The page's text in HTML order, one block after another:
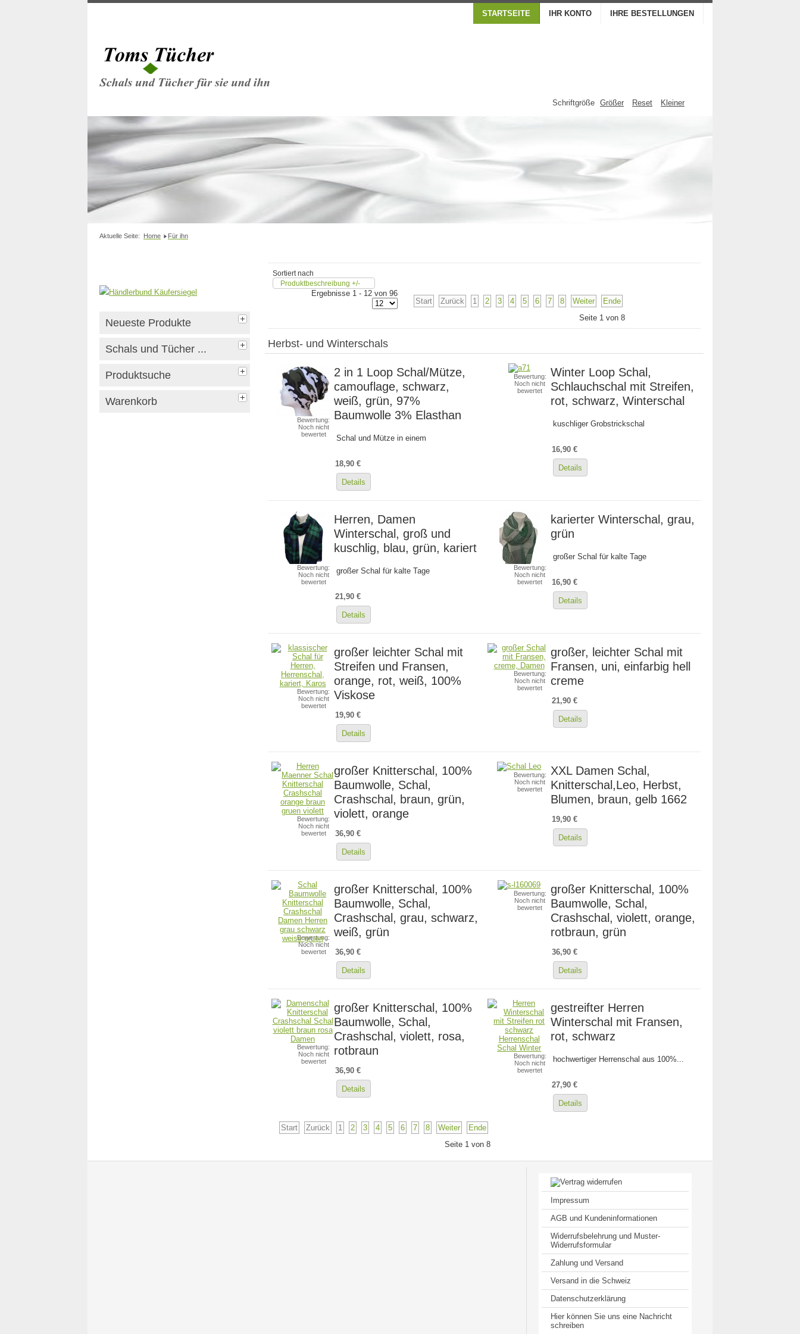
STARTSEITE IHR KONTO IHRE BESTELLUNGEN
Schriftgröße Größer Reset Kleiner
Aktuelle Seite: Home Für ihn
Neueste Produkte
Schals und Tücher ...
Produktsuche
Warenkorb
Sortiert nach
Produktbeschreibung +/-
Ergebnisse 1 - 12 von 96
Start
Zurück 1 2 3 4 5 6 7 8 Weiter
Ende
Seite 1 von 8
Herbst- und Winterschals
Bewertung:
Noch nicht
bewertet
2 in 1 Loop Schal/Mütze,
camouflage, schwarz,
weiß, grün, 97%
Baumwolle 3% Elasthan
Schal und Mütze in einem
18,90 €
Details
Bewertung:
Noch nicht
bewertet
Winter Loop Schal,
Schlauchschal mit Streifen,
rot, schwarz, Winterschal
kuschliger Grobstrickschal
16,90 €
Details
Bewertung:
Noch nicht
bewertet
Herren, Damen
Winterschal, groß und
kuschlig, blau, grün, kariert
großer Schal für kalte Tage
21,90 €
Details
Bewertung:
Noch nicht
bewertet
karierter Winterschal, grau,
grün
großer Schal für kalte Tage
16,90 €
Details
Bewertung:
Noch nicht
bewertet
großer leichter Schal mit
Streifen und Fransen,
orange, rot, weiß, 100%
Viskose
19,90 €
Details
Bewertung:
Noch nicht
bewertet
großer, leichter Schal mit
Fransen, uni, einfarbig hell
creme
21,90 €
Details
Bewertung:
Noch nicht
bewertet
großer Knitterschal, 100%
Baumwolle, Schal,
Crashschal, braun, grün,
violett, orange
36,90 €
Details
Bewertung:
Noch nicht
bewertet
XXL Damen Schal,
Knitterschal,Leo, Herbst,
Blumen, braun, gelb 1662
19,90 €
Details
Bewertung:
Noch nicht
bewertet
großer Knitterschal, 100%
Baumwolle, Schal,
Crashschal, grau, schwarz,
weiß, grün
36,90 €
Details
Bewertung:
Noch nicht
bewertet
großer Knitterschal, 100%
Baumwolle, Schal,
Crashschal, violett, orange,
rotbraun, grün
36,90 €
Details
Bewertung:
Noch nicht
bewertet
großer Knitterschal, 100%
Baumwolle, Schal,
Crashschal, violett, rosa,
rotbraun
36,90 €
Details
Bewertung:
Noch nicht
bewertet
gestreifter Herren
Winterschal mit Fransen,
rot, schwarz
hochwertiger Herrenschal aus 100%...
27,90 €
Details
Start Zurück 1 2 3 4 5 6 7 8 Weiter
Ende
Seite 1 von 8
Impressum
AGB und Kundeninformationen
Widerrufsbelehrung und Muster-
Widerrufsformular
Zahlung und Versand
Versand in die Schweiz
Datenschutzerklärung
Hier können Sie uns eine Nachricht
schreiben